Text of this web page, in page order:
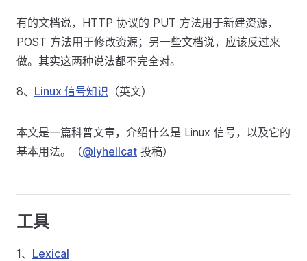
有的文档说，HTTP 协议的 PUT 方法用于新建资源，
POST 方法用于修改资源；另一些文档说，应该反过来
做。其实这两种说法都不完全对。
8、 Linux 信号知识 （英文）
本文是一篇科普文章，介绍什么是 Linux 信号，以及它的
基本用法。（@lyhellcat 投稿）
工具
1、 Lexical